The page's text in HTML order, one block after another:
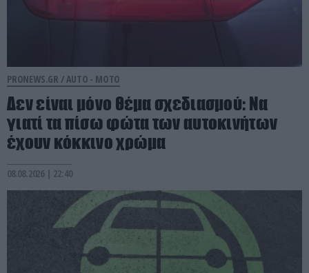
PRONEWS.GR /AUTO - MOTO
Δεν είναι μόνο θέμα σχεδιασμού: Να
γιατί τα πίσω φώτα των αυτοκινήτων
έχουν κόκκινο χρώμα
08.08.2026 | 22:40